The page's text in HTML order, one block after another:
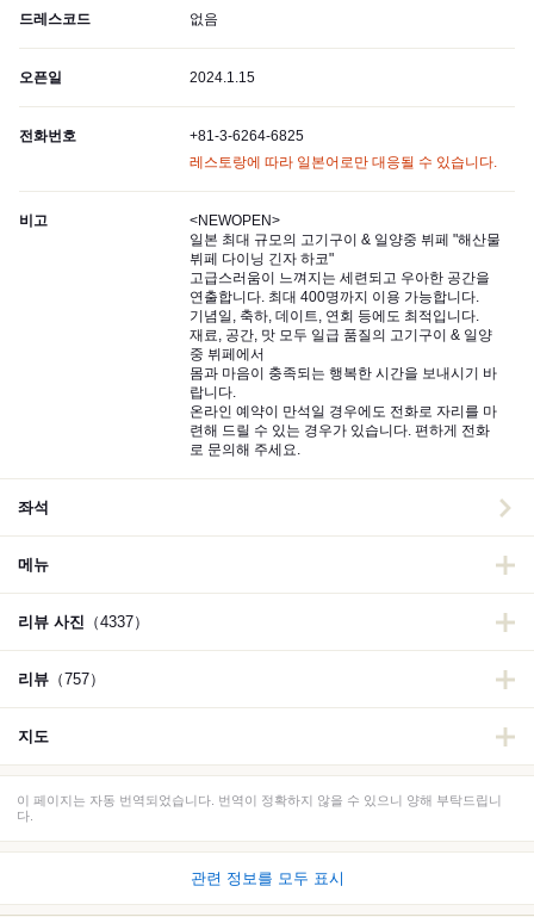
드레스코드 없음
오픈일 2024.1.15
전화번호
+81-3-6264-6825
레스토랑에 따라 일본어로만 대응될 수 있습니다.
비고
<NEWOPEN>
일본 최대 규모의 고기구이 & 일양중 뷔페 "해산물
뷔페 다이닝 긴자 하코"
고급스러움이 느껴지는 세련되고 우아한 공간을
연출합니다. 최대 400명까지 이용 가능합니다.
기념일, 축하, 데이트, 연회 등에도 최적입니다.
재료, 공간, 맛 모두 일급 품질의 고기구이 & 일양
중 뷔페에서
몸과 마음이 충족되는 행복한 시간을 보내시기 바
랍니다.
온라인 예약이 만석일 경우에도 전화로 자리를 마
련해 드릴 수 있는 경우가 있습니다. 편하게 전화
로 문의해 주세요.
좌석
메뉴
리뷰 사진 （4337）
리뷰 （757）
지도
이 페이지는 자동 번역되었습니다. 번역이 정확하지 않을 수 있으니 양해 부탁드립니
다.
관련 정보를 모두 표시